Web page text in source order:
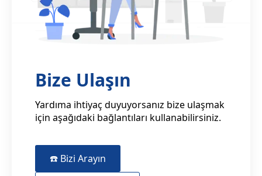
Bize Ulaşın
Yardıma ihtiyaç duyuyorsanız bize ulaşmak
için aşağıdaki bağlantıları kullanabilirsiniz.
☎️ Bizi Arayın